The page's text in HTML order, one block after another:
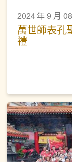
2024 年 9 月
萬世師表孔
禮